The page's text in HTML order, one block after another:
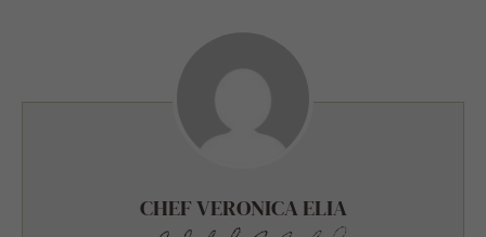
CHEF VERONICA ELIA